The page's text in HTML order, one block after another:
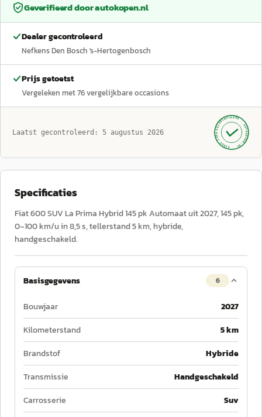
Geverifieerd doorautokopen.nl
Dealer gecontroleerd
Nefkens Den Bosch 's-Hertogenbosch
Prijs getoetst
Vergeleken met76vergelijkbare occasions
Laatst gecontroleerd: 5 augustus 2026 GECONTROLEERD ·
AUTOKOPEN.NL
· SINDS 1999 ·
Specificaties
Fiat 600 SUV La Prima Hybrid 145 pk Automaat uit 2027, 145 pk,
0–100 km/u in 8,5 s, tellerstand 5 km, hybride,
handgeschakeld.
Basisgegevens 6
Bouwjaar
2027
Kilometerstand
5 km
Brandstof
Hybride
Transmissie
Handgeschakeld
Carrosserie
Suv